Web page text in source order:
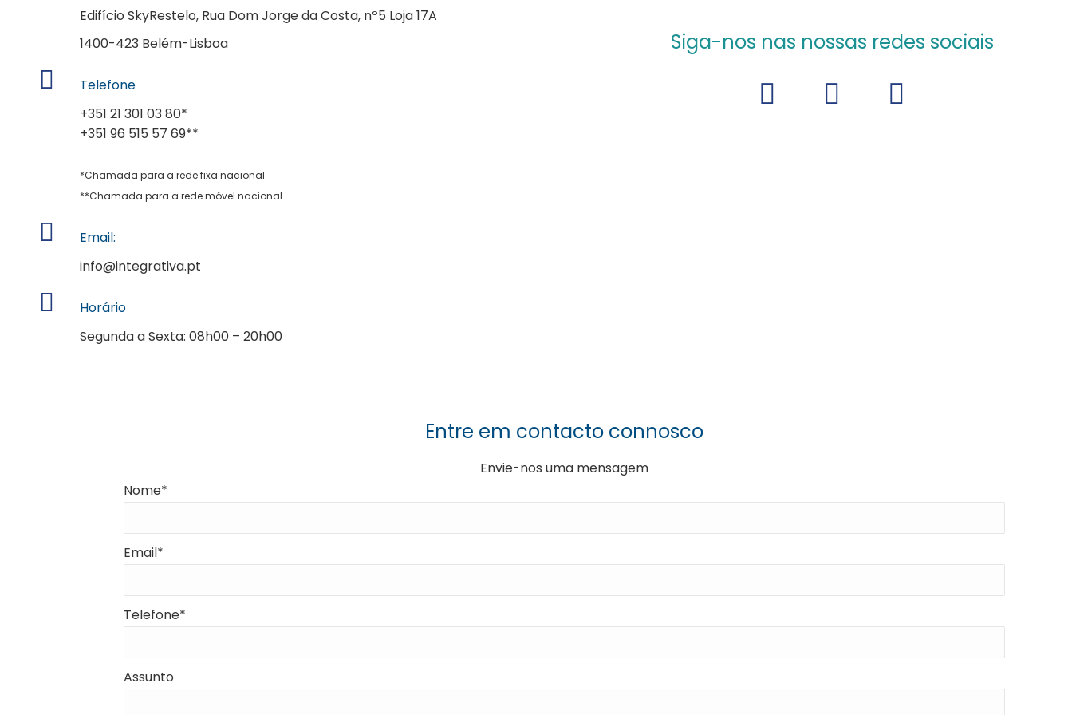
Edifício SkyRestelo, Rua Dom Jorge da Costa, nº5 Loja 17A
1400-423 Belém-Lisboa
Telefone
+351 21 301 03 80*
+351 96 515 57 69**
*Chamada para a rede fixa nacional
**Chamada para a rede móvel nacional
Email:
info@integrativa.pt
Horário
Segunda a Sexta: 08h00 – 20h00
Siga-nos nas nossas redes sociais
FacebookInstagramLinkedin
Entre em contacto connosco
Envie-nos uma mensagem
Nome*
Email*
Telefone*
Assunto